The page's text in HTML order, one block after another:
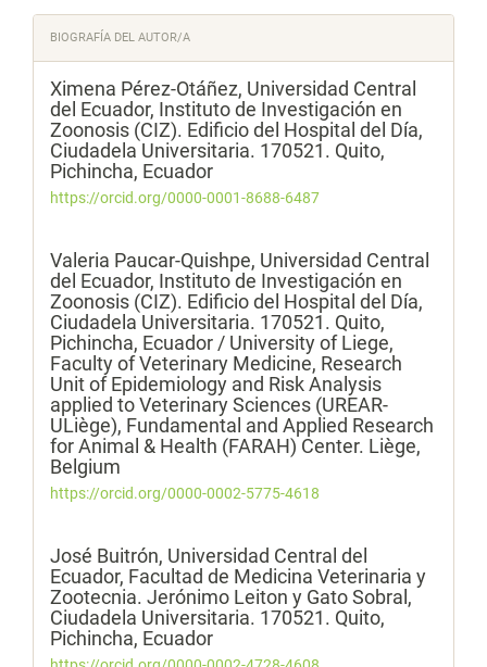
BIOGRAFÍA DEL AUTOR/A
Ximena Pérez-Otáñez, Universidad Central
del Ecuador, Instituto de Investigación en
Zoonosis (CIZ). Edificio del Hospital del Día,
Ciudadela Universitaria. 170521. Quito,
Pichincha, Ecuador
https://orcid.org/0000-0001-8688-6487
Valeria Paucar-Quishpe, Universidad Central
del Ecuador, Instituto de Investigación en
Zoonosis (CIZ). Edificio del Hospital del Día,
Ciudadela Universitaria. 170521. Quito,
Pichincha, Ecuador / University of Liege,
Faculty of Veterinary Medicine, Research
Unit of Epidemiology and Risk Analysis
applied to Veterinary Sciences (UREAR-
ULiège), Fundamental and Applied Research
for Animal & Health (FARAH) Center. Liège,
Belgium
https://orcid.org/0000-0002-5775-4618
José Buitrón, Universidad Central del
Ecuador, Facultad de Medicina Veterinaria y
Zootecnia. Jerónimo Leiton y Gato Sobral,
Ciudadela Universitaria. 170521. Quito,
Pichincha, Ecuador